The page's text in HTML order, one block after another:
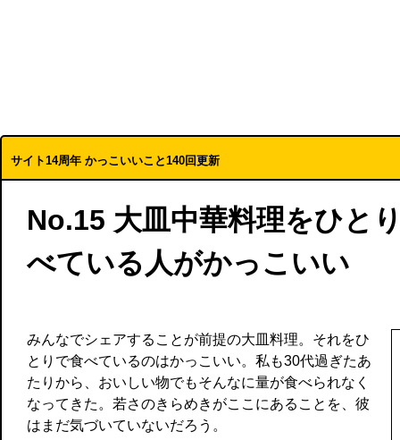
サイト14周年 かっこいいこと140回更新
No.15 大皿中華料理をひと
べている人がかっこいい
みんなでシェアすることが前提の大皿料理。それをひ
とりで食べているのはかっこいい。私も30代過ぎたあ
たりから、おいしい物でもそんなに量が食べられなく
なってきた。若さのきらめきがここにあることを、彼
はまだ気づいていないだろう。